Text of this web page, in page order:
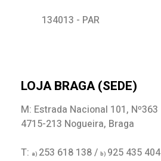
134013 - PAR
LOJA BRAGA (SEDE)
M: Estrada Nacional 101, Nº363
4715-213 Nogueira, Braga
T: a) 253 618 138 / b) 925 435 404